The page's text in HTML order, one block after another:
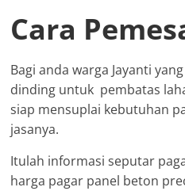
Cara
Bagi anda warga Jayanti
dinding untuk pembatas
siap mensuplai kebutuhan
jasanya.
Itulah informasi seputar
harga pagar panel beton